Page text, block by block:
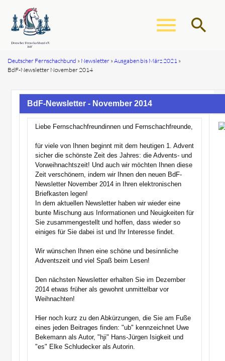
menu search
Deutscher Fernschachbund Newsletter Ausgaben bis März 2021
BdF-Newsletter November 2014
BdF-Newsletter - November 2014
Liebe Fernschachfreundinnen und Fernschachfreunde,
für viele von Ihnen beginnt mit dem heutigen 1. Advent
sicher die schönste Zeit des Jahres: die Advents- und
Vorweihnachtszeit! Und auch wir möchten Ihnen diese
Zeit verschönern, indem wir Ihnen den neuen BdF-
Newsletter November 2014 in Ihren elektronischen
Briefkasten legen!
In dem aktuellen Newsletter haben wir wieder eine
bunte Mischung aus Informationen und Neuigkeiten für
Sie zusammengestellt und hoffen, dass wieder so
einiges für Sie dabei ist und Ihr Interesse findet.
Wir wünschen Ihnen eine schöne und besinnliche
Adventszeit und viel Spaß beim Lesen!
Den nächsten Newsletter erhalten Sie im Dezember
2014 etwas früher als gewohnt unmittelbar vor
Weihnachten!
Hier noch kurz zu den Abkürzungen, die Sie am Fuße
eines jeden Beitrages finden: "ub" kennzeichnet Uwe
Bekemann als Autor, "hji" Hans-Jürgen Isigkeit und
"es" Elke Schludecker als Autorin.